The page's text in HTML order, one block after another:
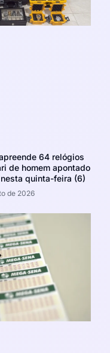
64 relógios
de homem apontado
quinta-feira (6)
de 2026